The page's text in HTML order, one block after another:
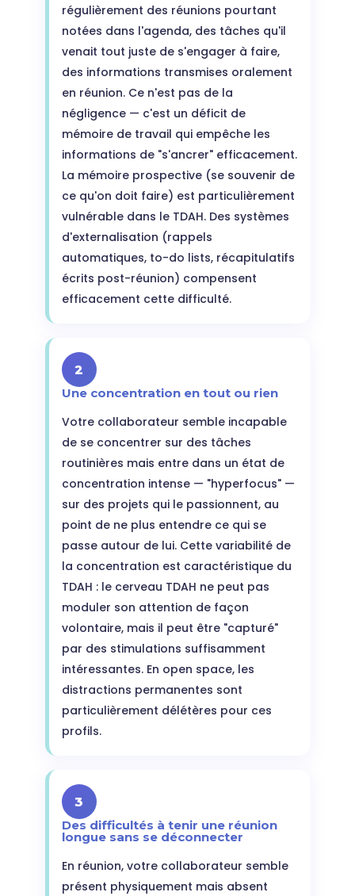
régulièrement des réunions pourtant
notées dans l'agenda, des tâches qu'il
venait tout juste de s'engager à faire,
des informations transmises oralement
en réunion. Ce n'est pas de la
négligence — c'est un déficit de
mémoire de travail qui empêche les
informations de "s'ancrer" efficacement.
La mémoire prospective (se souvenir de
ce qu'on doit faire) est particulièrement
vulnérable dans le TDAH. Des systèmes
d'externalisation (rappels
automatiques, to-do lists, récapitulatifs
écrits post-réunion) compensent
efficacement cette difficulté.
2
Une concentration en tout ou rien
Votre collaborateur semble incapable
de se concentrer sur des tâches
routinières mais entre dans un état de
concentration intense — "hyperfocus" —
sur des projets qui le passionnent, au
point de ne plus entendre ce qui se
passe autour de lui. Cette variabilité de
la concentration est caractéristique du
TDAH : le cerveau TDAH ne peut pas
moduler son attention de façon
volontaire, mais il peut être "capturé"
par des stimulations suffisamment
intéressantes. En open space, les
distractions permanentes sont
particulièrement délétères pour ces
profils.
3
Des difficultés à tenir une réunion
longue sans se déconnecter
En réunion, votre collaborateur semble
présent physiquement mais absent